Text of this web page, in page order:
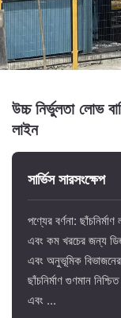
উচ্চ নির্ভুলতা লোভ
লাইন
সার্ভিস সারসংক্ষেপ
পণ্যের বর্ণনা:
এবং কম খরচের জন্য
এবং অনুভূমিক বিভাজনের
ছাঁচনির্মাণ গুণমান
এবং ...